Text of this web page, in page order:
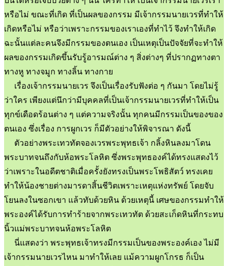
หรือไม่ ขณะที่เกิด ที่เป็นผลของกรรม มีเจ้ากรรมนายเวรที่ทำให้
เกิดหรือไม่ หรือว่าเพราะกรรมของเราเองที่ทำไว้ จึงทำให้เกิด
ฉะนั้นแต่ละคนจึงมีกรรมของตนเอง เป็นเหตุเป็นปัจจัยที่จะทำให้
ผลของกรรมเกิดขึ้นรับรู้อารมณ์ต่าง ๆ สิ่งต่างๆ ที่ปรากฏทางตา
ทางหู ทางจมูก ทางลิ้น ทางกาย
เรื่องเจ้ากรรมนายเวร จึงเป็นเรื่องรับฟังต่อ ๆ กันมา โดยไม่รู้
ว่าใคร เพียงแต่นึกว่ามีบุคคลที่เป็นเจ้ากรรมนายเวรที่ทำให้เป็น
ทุกข์เดือดร้อนต่าง ๆ แต่ความจริงนั้น ทุกคนมีกรรมเป็นของของ
ตนเอง ซึ่งเรื่อง การผูกเวร ก็มีตัวอย่างให้พิจารณา ดังนี้
ตัวอย่างพระเทวทัตจองเวรพระพุทธเจ้า กลิ้งหินลงมาโดน
พระบาทจนถึงกับห้อพระโลหิต ซึ่งพระพุทธองค์ได้ทรงแสดงไว้
ว่าเพราะในอดีตชาติเมื่อครั้งยังทรงเป็นพระโพธิสัตว์ ทรงเคย
ทำให้น้องชายต่างมารดาสิ้นชีวิตเพราะเหตุแห่งทรัพย์ โดยจับ
โยนลงในซอกเขา แล้วทับด้วยหิน ด้วยเหตุนี้ เศษของกรรมทำให้
พระองค์ได้รับการทำร้ายจากพระเทวทัต ด้วยสะเก็ดหินที่กระทบ
นิ้วแม่พระบาทจนห้อพระโลหิต
นี่แสดงว่า พระพุทธเจ้าทรงมีกรรมเป็นของพระองค์เอง ไม่มี
เจ้ากรรมนายเวรไหน มาทำให้เลย แม้ความผูกโกรธ ก็เป็น